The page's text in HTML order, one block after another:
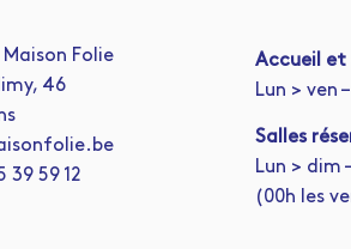
Maison Folie
46
39 59 12
Accueil et
Lun > ven
Salles
Lun > dim
(00h les